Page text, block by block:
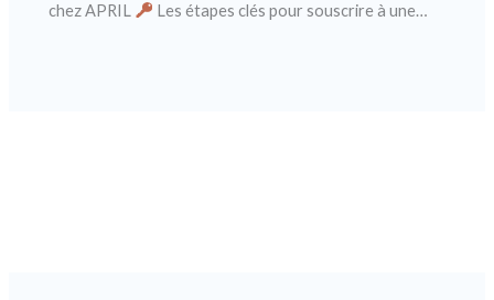
chez APRIL
Les étapes clés pour souscrire à une…